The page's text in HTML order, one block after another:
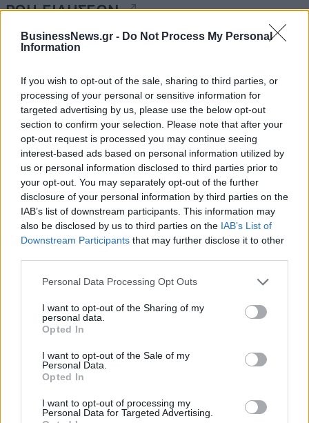
BusinessNews.gr - Do Not Process My Personal
Information
If you wish to opt-out of the sale, sharing to third parties, or
processing of your personal or sensitive information for
targeted advertising by us, please use the below opt-out
section to confirm your selection. Please note that after your
opt-out request is processed you may continue seeing
interest-based ads based on personal information utilized by
us or personal information disclosed to third parties prior to
your opt-out. You may separately opt-out of the further
disclosure of your personal information by third parties on the
IAB’s list of downstream participants. This information may
also be disclosed by us to third parties on the IAB’s List of
Downstream Participants that may further disclose it to other
Personal Data Processing Opt Outs
I want to opt-out of the Sharing of my
personal data.
Opted In
I want to opt-out of the Sale of my
Personal Data.
Opted In
I want to opt-out of processing my
Personal Data for Targeted Advertising.
ΡΟΗ ΕΙΔΗΣΕΩΝ
09/08/2026 - 14:34
Ε. Τουρνάς: Πάνω από 400 πυρκαγιές σε δέκα
ημέρες - Σε επιφυλακή ο κρατικός μηχανισμός
09/08/2026 - 14:17 ΠΟΛΙΤΙΚΗ
Εξαγωγές: Η Ελλάδα κερδίζει τους Ευρωπαίους
ανταγωνιστές – Άνοδος μεριδίων σε 9 από 11
κλάδους (Εθνική Τράπεζα)
09/08/2026 - 13:51 ΟΙΚΟΝΟΜΙΑ
εκπαιδευτικό υλικό, τόσο σε έντυπη όσο και σε
ηλεκτρονική μορφή»
Γερμανία: Το Βερολίνο θα επεκτείνει την έρευνα για
αεροδρόμιο
09/08/2026 - 12:57
Αυξημένη η επιβατική κίνηση από το λιμάνι του
Πειραιά – Περίπου 60.000 ταξίδεψαν Παρασκευή